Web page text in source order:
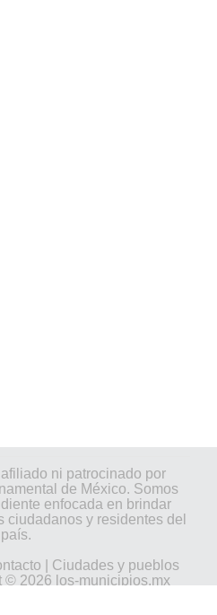
ni patrocinado por
de México. Somos
enfocada en brindar
ciudadanos y residentes del
país.
Ciudades y pueblos
© 2026 los-municipios.mx